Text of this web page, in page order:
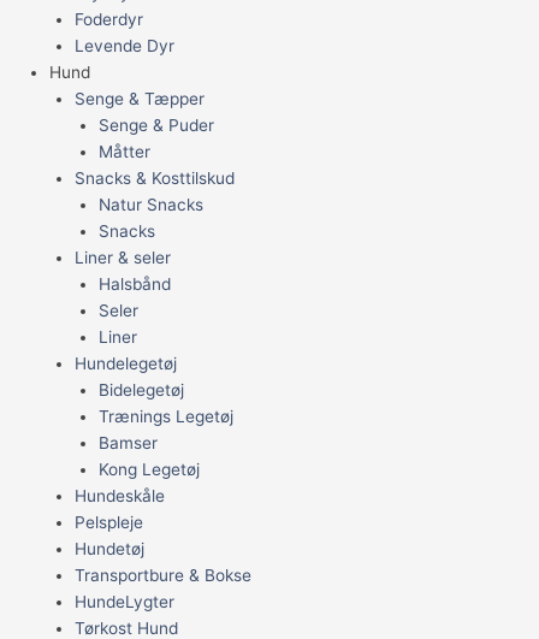
Foderdyr
Levende Dyr
Hund
Senge & Tæpper
Senge & Puder
Måtter
Snacks & Kosttilskud
Natur Snacks
Snacks
Liner & seler
Halsbånd
Seler
Liner
Hundelegetøj
Bidelegetøj
Trænings Legetøj
Bamser
Kong Legetøj
Hundeskåle
Pelspleje
Hundetøj
Transportbure & Bokse
HundeLygter
Tørkost Hund